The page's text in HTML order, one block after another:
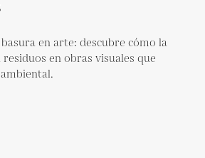
en arte: descubre cómo la
en obras visuales que